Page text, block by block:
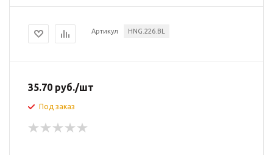
Артикул HNG.226.BL
35.70 руб./шт
Под заказ